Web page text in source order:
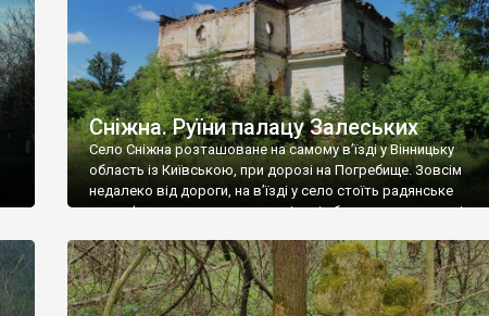
роках Болган […]
Сніжна. Руїни палацу Залеських
Село Сніжна розташоване на самому в’їзді у Вінницьку
область із Київською, при дорозі на Погребище. Зовсім
недалеко від дороги, на в’їзді у село стоїть радянське
рельєфне пано, яке показує жінку і яблуню, а трохи далі,
дороги їх не видно, але видно дві стареньких колії у траві –
[…]